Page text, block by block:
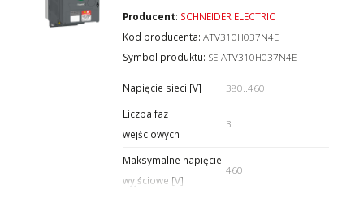
Producent: SCHNEIDER ELECTRIC
Kod producenta:ATV310H037N4E
Symbol produktu: SE-ATV310H037N4E-
Napięcie sieci [V]
380..460
Liczba faz
wejściowych
3
Maksymalne napięcie
wyjściowe [V]
460